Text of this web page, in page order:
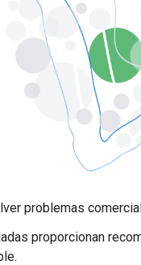
problemas
proporcionan